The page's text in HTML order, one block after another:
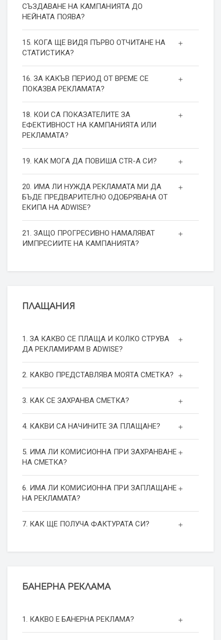
СЪЗДАВАНЕ НА КАМПАНИЯТА ДО
НЕЙНАТА ПОЯВА?
15. КОГА ЩЕ ВИДЯ ПЪРВО ОТЧИТАНЕ НА
СТАТИСТИКА?
16. ЗА КАКЪВ ПЕРИОД ОТ ВРЕМЕ СЕ
ПОКАЗВА РЕКЛАМАТА?
18. КОИ СА ПОКАЗАТЕЛИТЕ ЗА
ЕФЕКТИВНОСТ НА КАМПАНИЯТА ИЛИ
РЕКЛАМАТА?
19. КАК МОГА ДА ПОВИША СТR-А СИ?
20. ИМА ЛИ НУЖДА РЕКЛАМАТА МИ ДА
БЪДЕ ПРЕДВАРИТЕЛНО ОДОБРЯВАНА ОТ
ЕКИПА НА ADWISE?
21. ЗАЩО ПРОГРЕСИВНО НАМАЛЯВАТ
ИМПРЕСИИТЕ НА КАМПАНИЯТА?
ПЛАЩАНИЯ
1. ЗА КАКВО СЕ ПЛАЩА И КОЛКО СТРУВА
ДА РЕКЛАМИРАМ В ADWISE?
2. КАКВО ПРЕДСТАВЛЯВА МОЯТА СМЕТКА?
3. КАК СЕ ЗАХРАНВА СМЕТКА?
4. КАКВИ СА НАЧИНИТЕ ЗА ПЛАЩАНЕ?
5. ИМА ЛИ КОМИСИОННА ПРИ ЗАХРАНВАНЕ
НА СМЕТКА?
6. ИМА ЛИ КОМИСИОННА ПРИ ЗАПЛАЩАНЕ
НА РЕКЛАМАТА?
7. КАК ЩЕ ПОЛУЧА ФАКТУРАТА СИ?
БАНЕРНА РЕКЛАМА
1. КАКВО Е БАНЕРНА РЕКЛАМА?